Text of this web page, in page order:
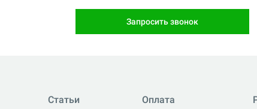
Запросить звонок
Статьи
Оплата